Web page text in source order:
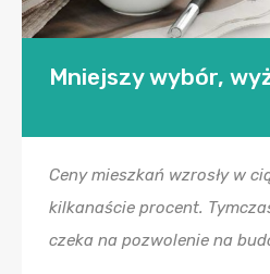
Mniejszy wybór,
Ceny mieszkań wzrosły w
kilkanaście procent.
czeka na pozwolenie na